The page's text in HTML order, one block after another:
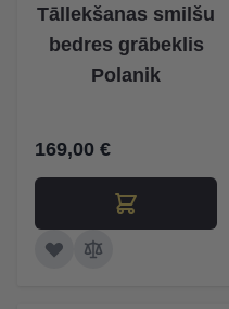
Tāllekšanas smilšu
bedres grābeklis
Polanik
169,00 €